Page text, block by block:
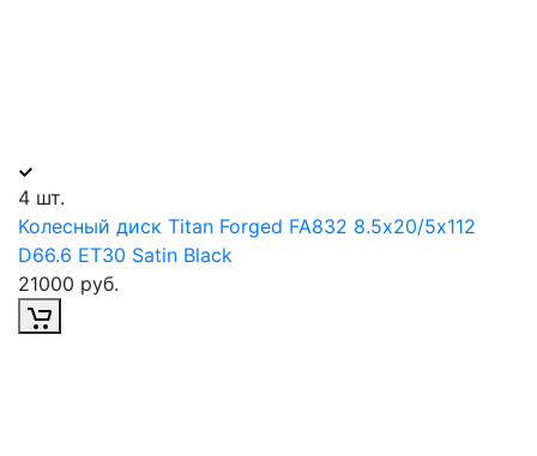
4 шт.
Колесный диск Titan Forged FA832 8.5х20/5х112
D66.6 ET30 Satin Black
21000 руб.